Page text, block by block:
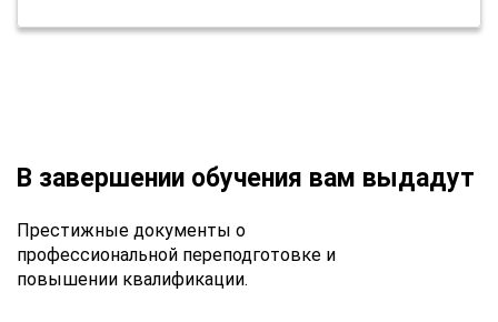
В завершении обучения вам выдадут
Престижные документы о
профессиональной переподготовке и
повышении квалификации.